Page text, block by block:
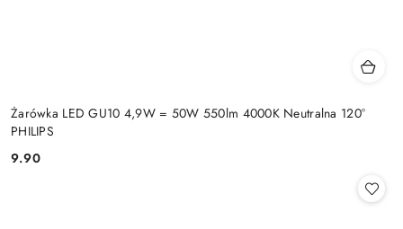
Żarówka LED GU10 4,9W = 50W 550lm 4000K Neutralna 120°
PHILIPS
Cena:
9.90